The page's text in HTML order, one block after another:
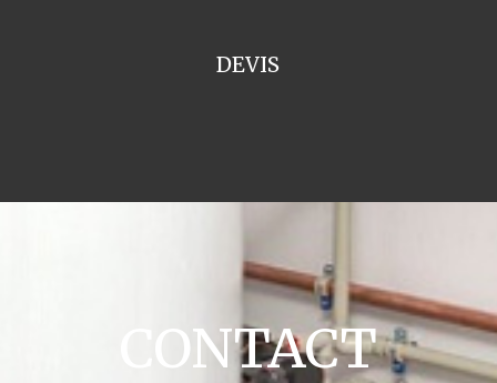
DEVIS
CONTACT